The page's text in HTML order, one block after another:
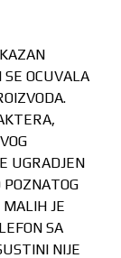
OCUVALA
UGRADJEN
POZNATOG
MALIH JE
SA
NIJE